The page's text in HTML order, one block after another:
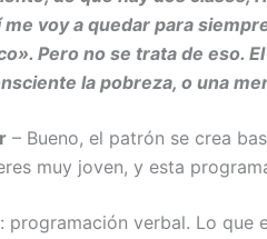
voy a quedar para
Pero no se trata de eso.
la pobreza, o una
– Bueno, el patrón se crea
muy joven, y esta
programación verbal. Lo que